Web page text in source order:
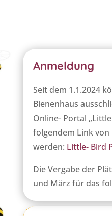
Anmeldung
Seit dem 1.1.2024
Bienenhaus
Online- Portal
folgendem Link
werden: Little- Bird
Die Vergabe der
und März für das